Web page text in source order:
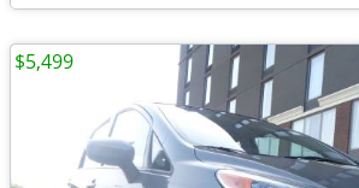
$5,499